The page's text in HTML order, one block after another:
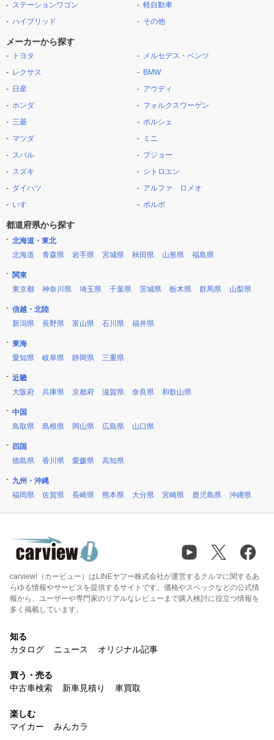
ステーションワゴン
ハイブリッド
軽自動車
その他
メーカーから探す
トヨタ
レクサス
日産
ホンダ
三菱
マツダ
スバル
スズキ
ダイハツ
いすゞ
メルセデス・ベンツ
BMW
アウディ
フォルクスワーゲン
ポルシェ
ミニ
プジョー
シトロエン
アルファ ロメオ
ボルボ
都道府県から探す
北海道・東北
北海道
青森県 岩手県 宮城県 秋田県 山形県 福島県
関東
東京都
神奈川県 埼玉県 千葉県 茨城県 栃木県 群馬県 山梨県
信越・北陸
新潟県
長野県 富山県 石川県 福井県
東海
愛知県
岐阜県 静岡県 三重県
近畿
大阪府
兵庫県 京都府 滋賀県 奈良県 和歌山県
中国
鳥取県
島根県 岡山県 広島県 山口県
四国
徳島県
香川県 愛媛県 高知県
九州・沖縄
福岡県
佐賀県 長崎県 熊本県 大分県 宮崎県 鹿児島県 沖縄県
carview!（カービュー）はLINEヤフー株式会社が運営するクルマに関するあ
らゆる情報やサービスを提供するサイトです。価格やスペックなどの公式情
報から、ユーザーや専門家のリアルなレビューまで購入検討に役立つ情報を
多く掲載しています。
知る
カタログ
ニュース オリジナル記事
買う・売る
中古車検索
新車見積り 車買取
楽しむ
マイカー
みんカラ